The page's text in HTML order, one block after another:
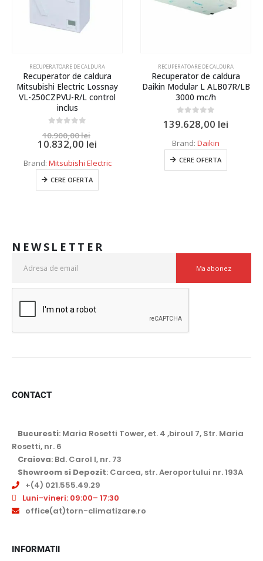
RECUPERATOARE DE CALDURA
Recuperator de caldura
Mitsubishi Electric Lossnay
VL-250CZPVU-R/L control
inclus
10.900,00lei
10.832,00 lei
Brand: Mitsubishi Electric
CERE OFERTA
RECUPERATOARE DE CALDURA
Recuperator de caldura
Daikin Modular L ALB07R/LB
3000 mc/h
0 out of 5
139.628,00 lei
Brand: Daikin
CERE OFERTA
NEWSLETTER
CONTACT
Bucuresti: Maria Rosetti Tower, et. 4 ,biroul 7, Str. Maria
Rosetti, nr. 6
Craiova: Bd. Carol I, nr. 73
Showroom si Depozit: Carcea, str. Aeroportului nr. 193A
+(4) 021.555.49.29
Luni-vineri: 09:00– 17:30
office(at)torn-climatizare.ro
INFORMATII